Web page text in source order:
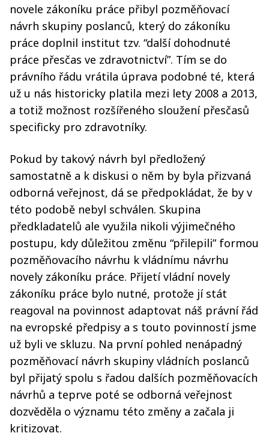
novele zákoníku práce přibyl pozměňovací
návrh skupiny poslanců, který do zákoníku
práce doplnil institut tzv. “další dohodnuté
práce přesčas ve zdravotnictví”. Tím se do
právního řádu vrátila úprava podobné té, která
už u nás historicky platila mezi lety 2008 a 2013,
a totiž možnost rozšířeného sloužení přesčasů
specificky pro zdravotníky.
Pokud by takový návrh byl předložený
samostatně a k diskusi o něm by byla přizvaná
odborná veřejnost, dá se předpokládat, že by v
této podobě nebyl schválen. Skupina
předkladatelů ale využila nikoli výjimečného
postupu, kdy důležitou změnu “přilepili” formou
pozměňovacího návrhu k vládnímu návrhu
novely zákoníku práce. Přijetí vládní novely
zákoníku práce bylo nutné, protože jí stát
reagoval na povinnost adaptovat náš právní řád
na evropské předpisy a s touto povinností jsme
už byli ve skluzu. Na první pohled nenápadný
pozměňovací návrh skupiny vládních poslanců
byl přijatý spolu s řadou dalších pozměňovacích
návrhů a teprve poté se odborná veřejnost
dozvěděla o významu této změny a začala ji
kritizovat.